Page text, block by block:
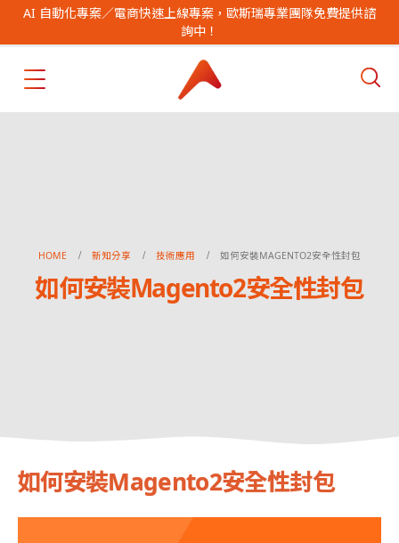
AI 自動化專案／電商快速上線專案，歐斯瑞專業團隊免費提供諮
詢中！
HOME 新知分享 技術應用 如何安裝MAGENTO2安全性封包
如何安裝Magento2安全性封包
如何安裝Magento2安全性封包